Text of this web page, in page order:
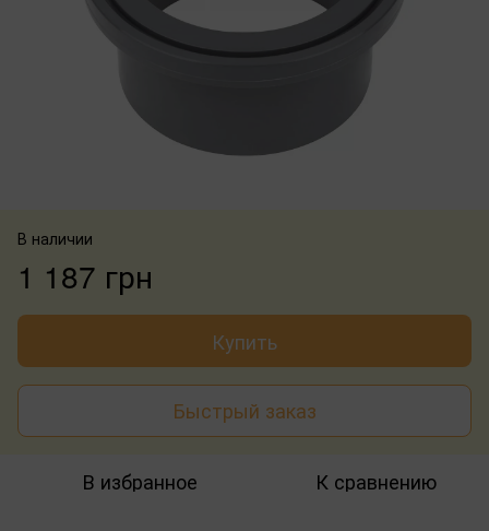
В наличии
1 187 грн
Купить
Быстрый заказ
В избранное К сравнению